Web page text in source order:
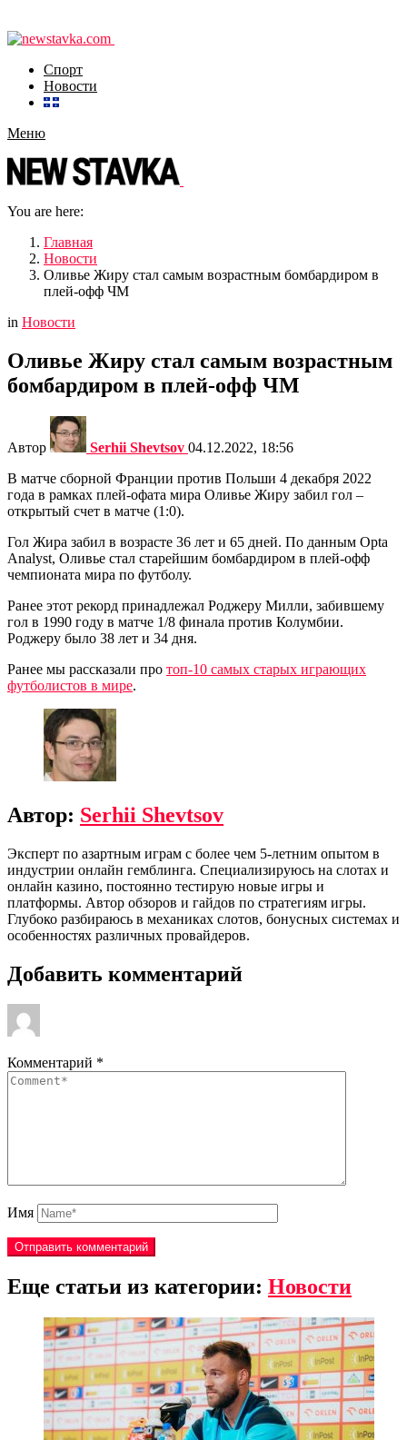
Спорт
Новости
Меню
You are here:
Главная
Новости
Оливье Жиру стал самым возрастным бомбардиром в
плей-офф ЧМ
in Новости
Оливье Жиру стал самым возрастным
бомбардиром в плей-офф ЧМ
Автор Serhii Shevtsov 04.12.2022, 18:56
В матче сборной Франции против Польши 4 декабря 2022
года в рамках плей-офата мира Оливье Жиру забил гол –
открытый счет в матче (1:0).
Гол Жира забил в возрасте 36 лет и 65 дней. По данным Opta
Analyst, Оливье стал старейшим бомбардиром в плей-офф
чемпионата мира по футболу.
Ранее этот рекорд принадлежал Роджеру Милли, забившему
гол в 1990 году в матче 1/8 финала против Колумбии.
Роджеру было 38 лет и 34 дня.
Ранее мы рассказали про топ-10 самых старых играющих
футболистов в мире.
Автор: Serhii Shevtsov
Эксперт по азартным играм с более чем 5-летним опытом в
индустрии онлайн гемблинга. Специализируюсь на слотах и
онлайн казино, постоянно тестирую новые игры и
платформы. Автор обзоров и гайдов по стратегиям игры.
Глубоко разбираюсь в механиках слотов, бонусных системах и
особенностях различных провайдеров.
Добавить комментарий
Комментарий *
Имя
Еще статьи из категории: Новости